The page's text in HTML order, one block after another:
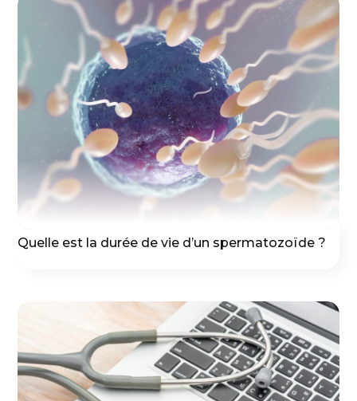
Quelle est la durée de vie d’un spermatozoïde ?